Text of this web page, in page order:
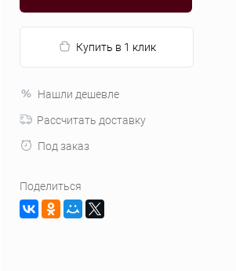
Купить в 1 клик
Нашли дешевле
Рассчитать доставку
Под заказ
Поделиться